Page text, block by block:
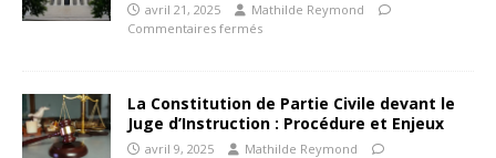
avril 21, 2025
Mathilde Reymond
Commentaires fermés
La Constitution de Partie Civile devant le
Juge d’Instruction : Procédure et Enjeux
avril 9, 2025
Mathilde Reymond